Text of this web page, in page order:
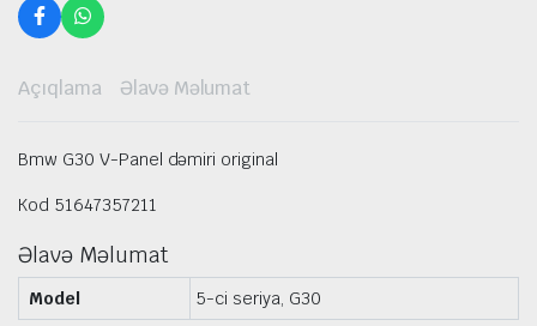
Açıqlama Əlavə Məlumat
Bmw G30 V-Panel dəmiri original
Kod 51647357211
Əlavə Məlumat
Model 5-ci seriya, G30